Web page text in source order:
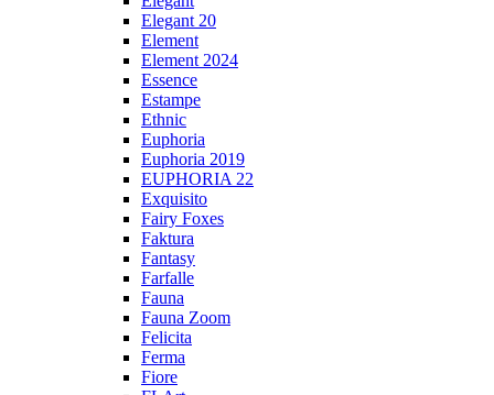
Elegant 20
Element
Element 2024
Essence
Estampe
Ethnic
Euphoria
Euphoria 2019
EUPHORIA 22
Exquisito
Fairy Foxes
Faktura
Fantasy
Farfalle
Fauna
Fauna Zoom
Felicita
Ferma
Fiore